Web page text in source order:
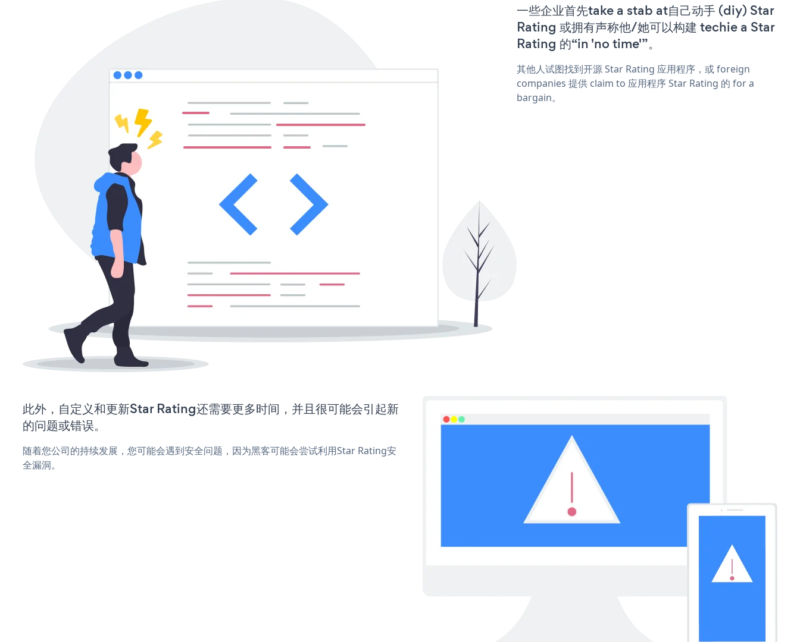
一些企业首先take a stab at自己动手 (diy) Star
Rating 或拥有声称他/她可以构建 techie a Star
Rating 的“in 'no time'”。
其他人试图找到开源 Star Rating 应用程序，或 foreign
companies 提供 claim to 应用程序 Star Rating 的 for a
bargain。
此外，自定义和更新Star Rating还需要更多时间，并且很可能会引起新
的问题或错误。
随着您公司的持续发展，您可能会遇到安全问题，因为黑客可能会尝试利用Star Rating安
全漏洞。